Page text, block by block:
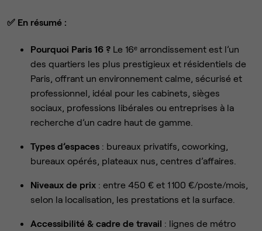
✅ En résumé :
Pourquoi Paris 16 ? Le 16ᵉ arrondissement est l’un
des quartiers les plus prestigieux et résidentiels de
Paris, offrant un environnement calme, sécurisé et
professionnel, idéal pour les cabinets, sièges
sociaux, professions libérales ou entreprises à la
recherche d’un cadre haut de gamme.
Types d’espaces : bureaux privatifs, coworking,
bureaux opérés, plateaux nus, centres d’affaires.
Niveaux de prix : entre 450 € et 1 100 €/poste/mois,
selon la localisation, les prestations et la surface.
Accessibilité & cadre de travail : lignes de métro